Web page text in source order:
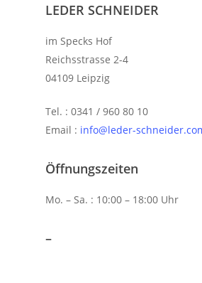
LEDER SCHNEIDER
im Specks Hof
Reichsstrasse 2-4
04109 Leipzig
Tel. : 0341 / 960 80 10
Email : info@leder-
Öffnungszeiten
Mo. – Sa. : 10:00 – 18:00 Uhr
–